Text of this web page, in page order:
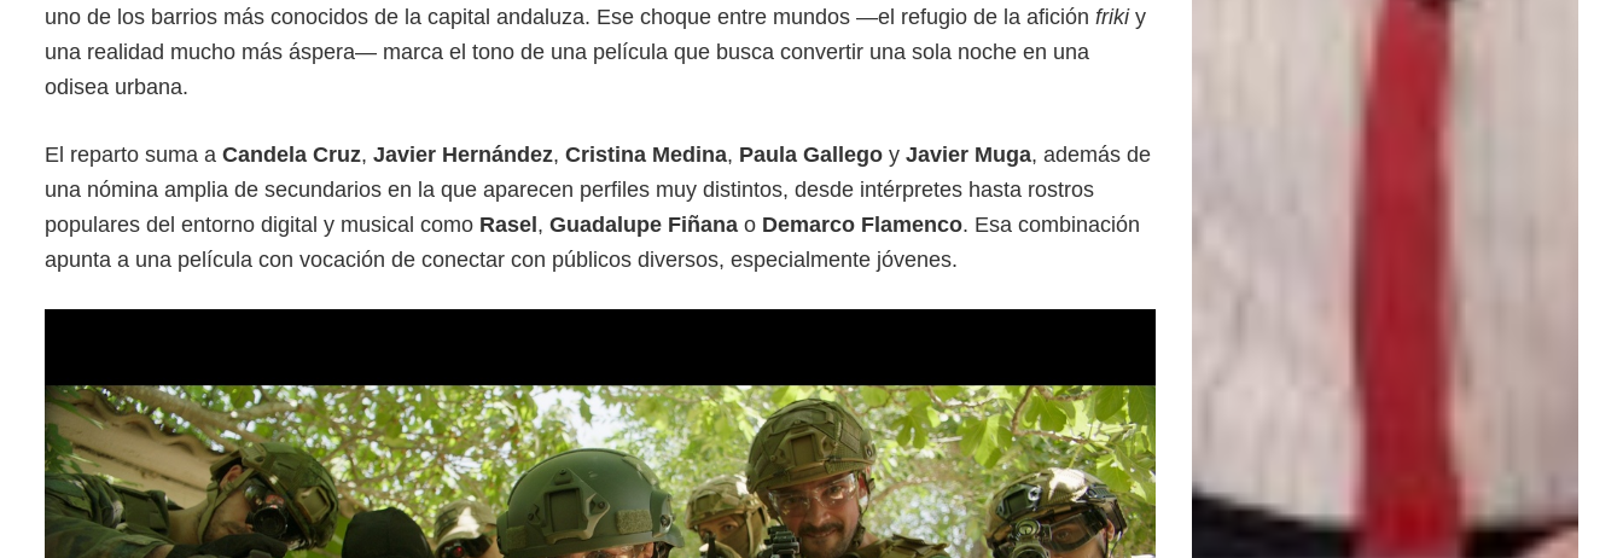
uno de los barrios más conocidos de la capital andaluza. Ese choque entre mundos —el refugio de la afición frikiy
una realidad mucho más áspera— marca el tono de una película que busca convertir una sola noche en una
odisea urbana.
El reparto suma a Candela Cruz, Javier Hernández, Cristina Medina, Paula Gallego y Javier Muga, además de
una nómina amplia de secundarios en la que aparecen perfiles muy distintos, desde intérpretes hasta rostros
populares del entorno digital y musical como Rasel, Guadalupe Fiñana o Demarco Flamenco. Esa combinación
apunta a una película con vocación de conectar con públicos diversos, especialmente jóvenes.